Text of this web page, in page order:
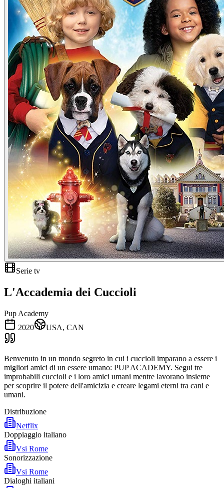
Serie tv
L'Accademia dei Cuccioli
Pup Academy
2020
USA, CAN
Benvenuto in un mondo segreto in cui i cuccioli imparano a essere i
migliori amici di un essere umano: PUP ACADEMY. Segui tre
improbabili cuccioli e i loro amici umani mentre lavorano insieme
per scoprire il potere dell'amicizia e creare legami eterni tra cani e
umani.
Distribuzione
Netflix
Doppiaggio italiano
Vsi Rome
Sonorizzazione
Vsi Rome
Dialoghi italiani